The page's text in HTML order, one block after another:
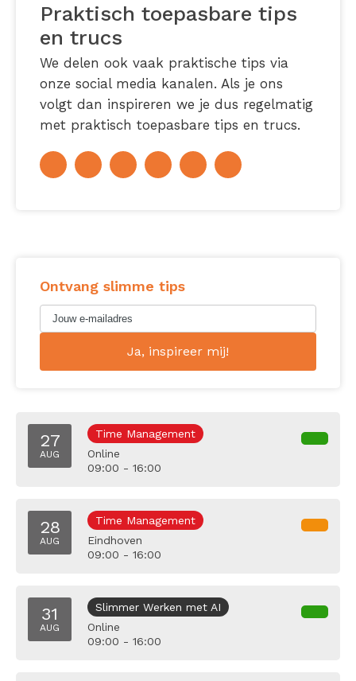
Praktisch toepasbare tips
en trucs
We delen ook vaak praktische tips via
onze social media kanalen. Als je ons
volgt dan inspireren we je dus regelmatig
met praktisch toepasbare tips en trucs.
Ontvang slimme tips
27
AUG
Time Management
Online
09:00 - 16:00
28
AUG
Time Management
Eindhoven
09:00 - 16:00
31
AUG
Slimmer Werken met AI
Online
09:00 - 16:00